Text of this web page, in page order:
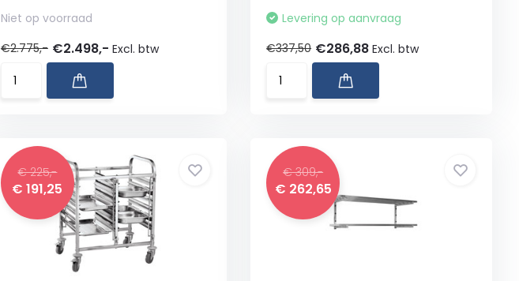
Niet op voorraad
€2.775,- €2.498,- Excl. btw
Levering op aanvraag
€337,50 €286,88Excl. btw
€ 225,-
€ 191,25
€ 309,-
€ 262,65